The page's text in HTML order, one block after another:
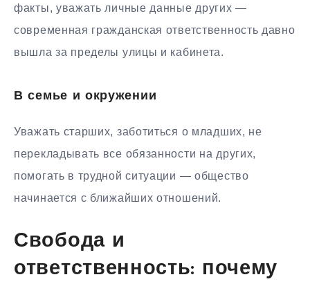
факты, уважать личные данные других —
современная гражданская ответственность давно
вышла за пределы улицы и кабинета.
В семье и окружении
Уважать старших, заботиться о младших, не
перекладывать все обязанности на других,
помогать в трудной ситуации — общество
начинается с ближайших отношений.
Свобода и
ответственность: почему